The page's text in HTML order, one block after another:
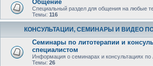
Общение
Специальный раздел для общения на любые
Темы: 116
КОНСУЛЬТАЦИИ, СЕМИНАРЫ И ВИДЕО
Семинары по литотерапии и
специалистом
Информация о семинарах и консультациях по
Темы: 26